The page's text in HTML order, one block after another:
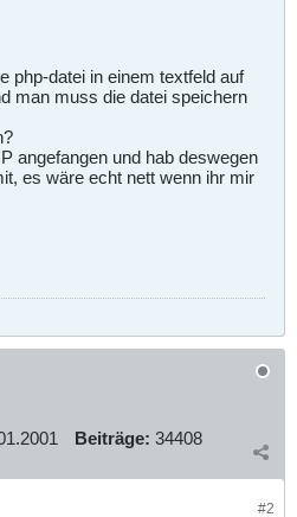
php-datei in einem textfeld auf
man muss die datei speichern
angefangen und hab deswegen
es wäre echt nett wenn ihr mir
Beiträge: 34408
#2